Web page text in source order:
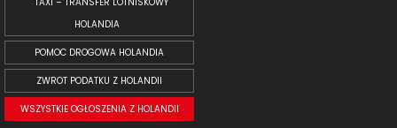
HOLANDIA
POMOC DROGOWA HOLANDIA
ZWROT PODATKU Z HOLANDII
WSZYSTKIE OGŁOSZENIA Z HOLANDII